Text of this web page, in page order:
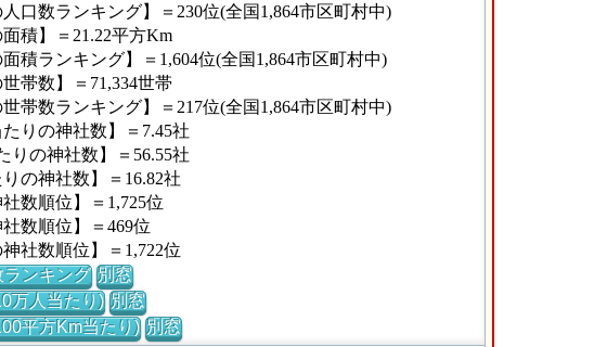
人口数ランキング】＝230位(全国1,864市区町村中)
面積】＝21.22平方Km
面積ランキング】＝1,604位(全国1,864市区町村中)
帯数】＝71,334世帯
世帯数ランキング】＝217位(全国1,864市区町村中)
たりの神社数】＝7.45社
りの神社数】＝56.55社
りの神社数】＝16.82社
数順位】＝1,725位
社数順位】＝469位
神社数順位】＝1,722位
ンキング 別窓
万人当たり) 別窓
平方Km当たり) 別窓